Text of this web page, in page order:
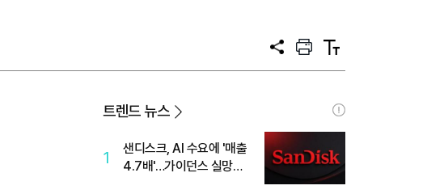
공
프
트
텍
트
트렌드 뉴스
1
샌디스크, AI 수요에 '매출
4.7배'…가이던스 실망에